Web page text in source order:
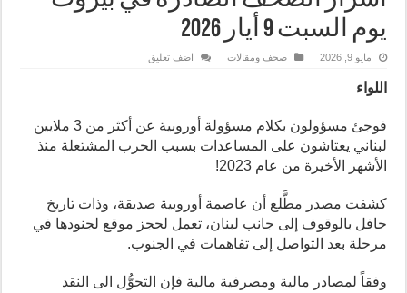
يوم السبت 9 أيار 2026
مايو 9, 2026 صحف ومقالات اضف تعليق
اللواء
فوجئ مسؤولون بكلام مسؤولة أوروبية عن أكثر من 3 ملايين
لبناني يعتاشون على المساعدات بسبب الحرب المشتعلة منذ
الأشهر الأخيرة من عام 2023!
كشفت مصدر مطَّلع أن عاصمة أوروبية صديقة، وذات تاريخ
حافل بالوقوف إلى جانب لبنان، تعمل لحجز موقع لجنودها في
مرحلة بعد التواصل إلى تفاهمات في الجنوب.
وفقاً لمصادر مالية ومصرفية مالية فإن التحوُّل الى النقد